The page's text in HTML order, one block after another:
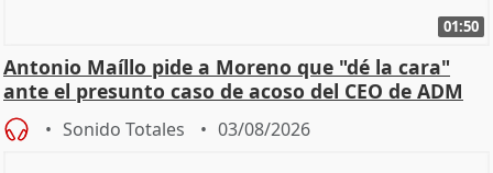
01:50
Antonio Maíllo pide a Moreno que "dé la cara"
ante el presunto caso de acoso del CEO de ADM
Sonido Totales 03/08/2026